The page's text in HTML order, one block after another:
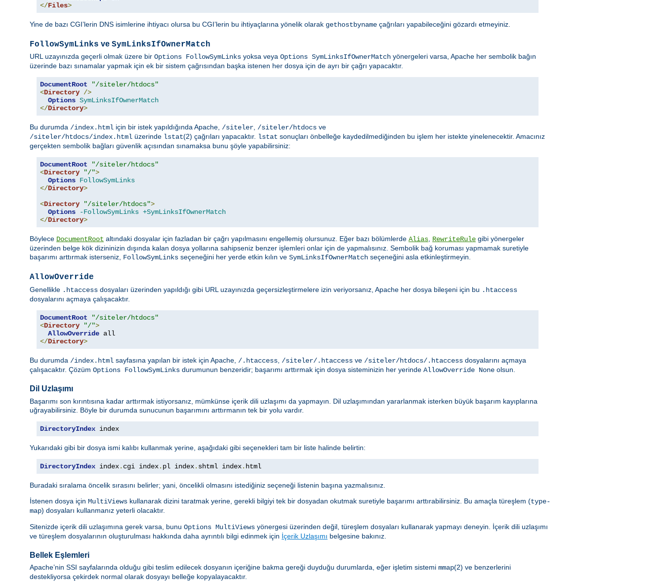
</Files>
Yine de bazı CGI’lerin DNS isimlerine ihtiyacı olursa bu CGI’lerin bu ihtiyaçlarına yönelik olarak gethostbyname çağrıları yapabileceğini gözardı etmeyiniz.
FollowSymLinks ve SymLinksIfOwnerMatch
URL uzayınızda geçerli olmak üzere bir Options FollowSymLinks yoksa veya Options SymLinksIfOwnerMatch yönergeleri varsa, Apache her sembolik bağın
üzerinde bazı sınamalar yapmak için ek bir sistem çağrısından başka istenen her dosya için de ayrı bir çağrı yapacaktır.
DocumentRoot
"/siteler/htdocs"
<Directory />
Options SymLinksIfOwnerMatch
</Directory>
Bu durumda /index.html için bir istek yapıldığında Apache, /siteler, /siteler/htdocs ve
/siteler/htdocs/index.html üzerinde lstat(2) çağrıları yapacaktır. lstat sonuçları önbelleğe kaydedilmediğinden bu işlem her istekte yinelenecektir. Amacınız
gerçekten sembolik bağları güvenlik açısından sınamaksa bunu şöyle yapabilirsiniz:
DocumentRoot
"/siteler/htdocs"
<Directory "/">
Options FollowSymLinks
</Directory>
<Directory "/siteler/htdocs">
Options
-FollowSymLinks +SymLinksIfOwnerMatch
</Directory>
Böylece DocumentRoot altındaki dosyalar için fazladan bir çağrı yapılmasını engellemiş olursunuz. Eğer bazı bölümlerde Alias, RewriteRule gibi yönergeler
üzerinden belge kök dizininizin dışında kalan dosya yollarına sahipseniz benzer işlemleri onlar için de yapmalısınız. Sembolik bağ koruması yapmamak suretiyle
başarımı arttırmak isterseniz, FollowSymLinks seçeneğini her yerde etkin kılın ve SymLinksIfOwnerMatch seçeneğini asla etkinleştirmeyin.
AllowOverride
Genellikle .htaccess dosyaları üzerinden yapıldığı gibi URL uzayınızda geçersizleştirmelere izin veriyorsanız, Apache her dosya bileşeni için bu .htaccess
dosyalarını açmaya çalışacaktır.
DocumentRoot
"/siteler/htdocs"
<Directory "/">
AllowOverride
</Directory>
Bu durumda /index.html sayfasına yapılan bir istek için Apache, /.htaccess /siteler/.htaccess ve /siteler/htdocs/.htaccess dosyalarını açmaya
çalışacaktır. Çözüm Options FollowSymLinks durumunun benzeridir; başarımı arttırmak için dosya sisteminizin her yerinde AllowOverride None olsun.
Dil Uzlaşımı
Başarımı son kırıntısına kadar arttırmak istiyorsanız, mümkünse içerik dili uzlaşımı da yapmayın. Dil uzlaşımından yararlanmak isterken büyük başarım kayıplarına
uğrayabilirsiniz. Böyle bir durumda sunucunun başarımını arttırmanın tek bir yolu vardır.
DirectoryIndex index
Yukarıdaki gibi bir dosya ismi kalıbı kullanmak yerine, aşağıdaki gibi seçenekleri tam bir liste halinde belirtin:
DirectoryIndex index. cgi index. pl index. shtml index. html
Buradaki sıralama öncelik sırasını belirler; yani, öncelikli olmasını istediğiniz seçeneği listenin başına yazmalısınız.
İstenen dosya için MultiViews kullanarak dizini taratmak yerine, gerekli bilgiyi tek bir dosyadan okutmak suretiyle başarımı arttırabilirsiniz. Bu amaçla türeşlem (type-
map) dosyaları kullanmanız yeterli olacaktır.
Sitenizde içerik dili uzlaşımına gerek varsa, bunu Options MultiViews yönergesi üzerinden değil, türeşlem dosyaları kullanarak yapmayı deneyin. İçerik dili uzlaşımı
ve türeşlem dosyalarının oluşturulması hakkında daha ayrıntılı bilgi edinmek için İçerik Uzlaşımı belgesine bakınız.
Bellek Eşlemleri
Apache’nin SSI sayfalarında olduğu gibi teslim edilecek dosyanın içeriğine bakma gereği duyduğu durumlarda, eğer işletim sistemi mmap(2) ve benzerlerini
destekliyorsa çekirdek normal olarak dosyayı belleğe kopyalayacaktır.